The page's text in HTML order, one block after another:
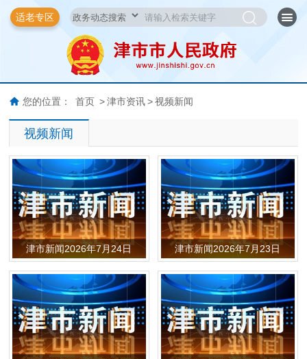
适老专区
您的位置： 首页 > 津市资讯 > 视频新闻
视频新闻
津市新闻2026年7月24日 津市新闻2026年7月23日